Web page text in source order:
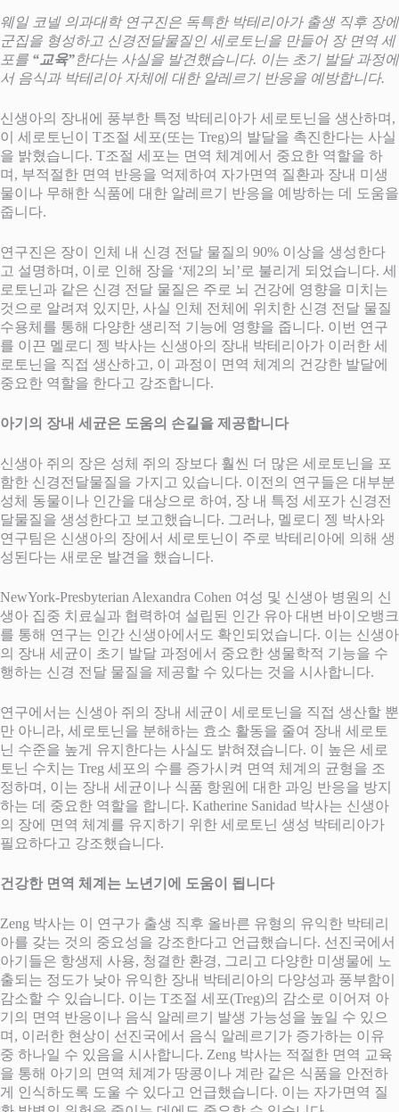
웨일 코넬 의과대학 연구진은 독특한 박테리아가 출생 직후 장에
군집을 형성하고 신경전달물질인 세로토닌을 만들어 장 면역 세
포를 “교육”한다는 사실을 발견했습니다. 이는 초기 발달 과정에
서 음식과 박테리아 자체에 대한 알레르기 반응을 예방합니다.
신생아의 장내에 풍부한 특정 박테리아가 세로토닌을 생산하며,
이 세로토닌이 T조절 세포(또는 Treg)의 발달을 촉진한다는 사실
을 밝혔습니다. T조절 세포는 면역 체계에서 중요한 역할을 하
며, 부적절한 면역 반응을 억제하여 자가면역 질환과 장내 미생
물이나 무해한 식품에 대한 알레르기 반응을 예방하는 데 도움을
줍니다.
연구진은 장이 인체 내 신경 전달 물질의 90% 이상을 생성한다
고 설명하며, 이로 인해 장을 ‘제2의 뇌’로 불리게 되었습니다. 세
로토닌과 같은 신경 전달 물질은 주로 뇌 건강에 영향을 미치는
것으로 알려져 있지만, 사실 인체 전체에 위치한 신경 전달 물질
수용체를 통해 다양한 생리적 기능에 영향을 줍니다. 이번 연구
를 이끈 멜로디 젱 박사는 신생아의 장내 박테리아가 이러한 세
로토닌을 직접 생산하고, 이 과정이 면역 체계의 건강한 발달에
중요한 역할을 한다고 강조합니다.
아기의 장내 세균은 도움의 손길을 제공합니다
신생아 쥐의 장은 성체 쥐의 장보다 훨씬 더 많은 세로토닌을 포
함한 신경전달물질을 가지고 있습니다. 이전의 연구들은 대부분
성체 동물이나 인간을 대상으로 하여, 장 내 특정 세포가 신경전
달물질을 생성한다고 보고했습니다. 그러나, 멜로디 젱 박사와
연구팀은 신생아의 장에서 세로토닌이 주로 박테리아에 의해 생
성된다는 새로운 발견을 했습니다.
NewYork-Presbyterian Alexandra Cohen 여성 및 신생아 병원의 신
생아 집중 치료실과 협력하여 설립된 인간 유아 대변 바이오뱅크
를 통해 연구는 인간 신생아에서도 확인되었습니다. 이는 신생아
의 장내 세균이 초기 발달 과정에서 중요한 생물학적 기능을 수
행하는 신경 전달 물질을 제공할 수 있다는 것을 시사합니다.
연구에서는 신생아 쥐의 장내 세균이 세로토닌을 직접 생산할 뿐
만 아니라, 세로토닌을 분해하는 효소 활동을 줄여 장내 세로토
닌 수준을 높게 유지한다는 사실도 밝혀졌습니다. 이 높은 세로
토닌 수치는 Treg 세포의 수를 증가시켜 면역 체계의 균형을 조
정하며, 이는 장내 세균이나 식품 항원에 대한 과잉 반응을 방지
하는 데 중요한 역할을 합니다. Katherine Sanidad 박사는 신생아
의 장에 면역 체계를 유지하기 위한 세로토닌 생성 박테리아가
필요하다고 강조했습니다.
건강한 면역 체계는 노년기에 도움이 됩니다
Zeng 박사는 이 연구가 출생 직후 올바른 유형의 유익한 박테리
아를 갖는 것의 중요성을 강조한다고 언급했습니다. 선진국에서
아기들은 항생제 사용, 청결한 환경, 그리고 다양한 미생물에 노
출되는 정도가 낮아 유익한 장내 박테리아의 다양성과 풍부함이
감소할 수 있습니다. 이는 T조절 세포(Treg)의 감소로 이어져 아
기의 면역 반응이나 음식 알레르기 발생 가능성을 높일 수 있으
며, 이러한 현상이 선진국에서 음식 알레르기가 증가하는 이유
중 하나일 수 있음을 시사합니다. Zeng 박사는 적절한 면역 교육
을 통해 아기의 면역 체계가 땅콩이나 계란 같은 식품을 안전하
게 인식하도록 도울 수 있다고 언급했습니다. 이는 자가면역 질